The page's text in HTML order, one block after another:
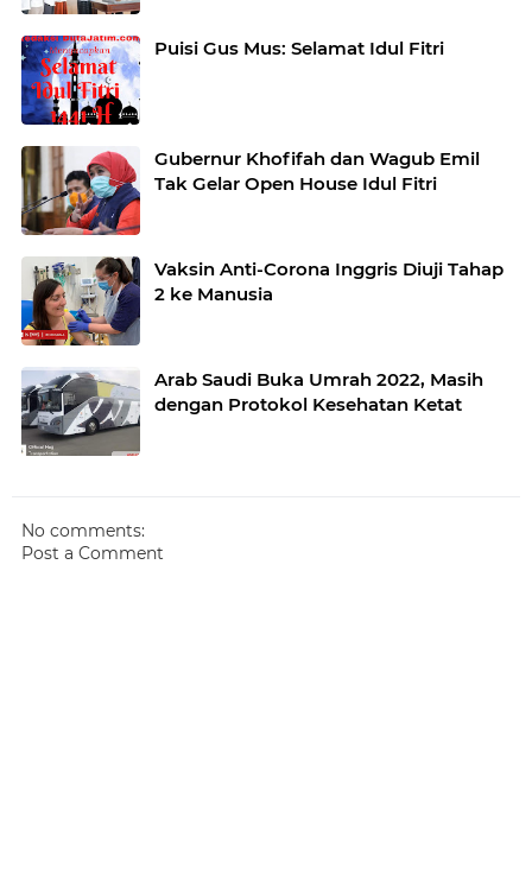
Puisi Gus Mus: Selamat Idul Fitri
Gubernur Khofifah dan Wagub Emil
Tak Gelar Open House Idul Fitri
Vaksin Anti-Corona Inggris Diuji Tahap
2 ke Manusia
Arab Saudi Buka Umrah 2022, Masih
dengan Protokol Kesehatan Ketat
No comments:
Post a Comment